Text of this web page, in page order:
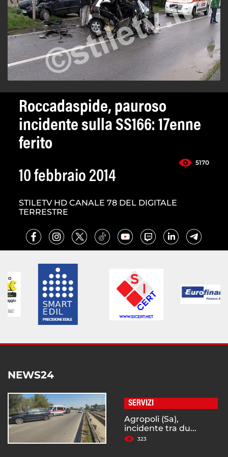
Roccadaspide, pauroso
incidente sulla SS166: 17enne
ferito
5170
10 febbraio 2014
STILETV HD CANALE 78 DEL DIGITALE
TERRESTRE
NEWS24
SERVIZI
Agropoli (Sa),
incidente tra du...
323